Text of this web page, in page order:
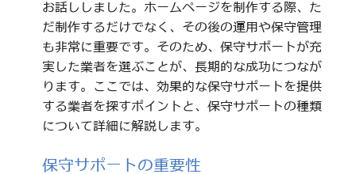
お話ししました。ホームページを制作する際、た
だ制作するだけでなく、その後の運用や保守管理
も非常に重要です。そのため、保守サポートが充
実した業者を選ぶことが、長期的な成功につなが
ります。ここでは、効果的な保守サポートを提供
する業者を探すポイントと、保守サポートの種類
について詳細に解説します。
保守サポートの重要性